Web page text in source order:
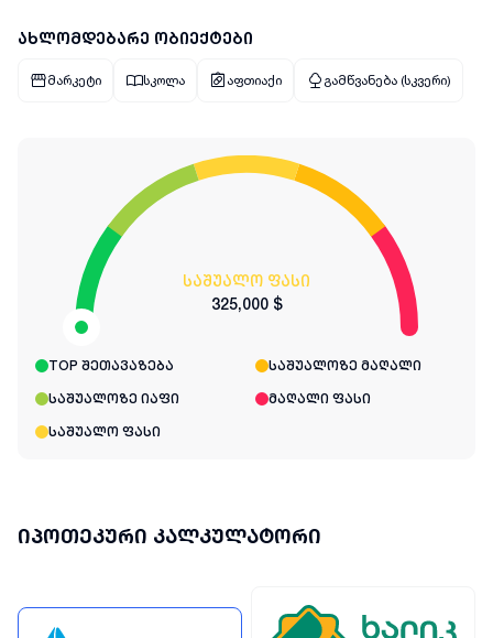
ახლომდებარე ობიექტები
მარკეტი სკოლა აფთიაქი გამწვანება (სკვერი)
საშუალო ფასი
325,000 $
TOP შეთავაზება საშუალოზე მაღალი
საშუალოზე იაფი მაღალი ფასი
საშუალო ფასი
იპოთეკური კალკულატორი